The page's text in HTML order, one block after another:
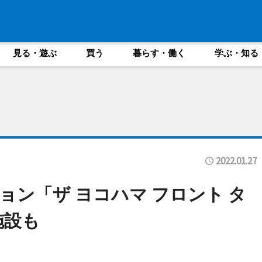
見る・遊ぶ 買う 暮らす・働く 学ぶ・知る
2022.01.27
ン「ザ ヨコハマ フロント タ
設も